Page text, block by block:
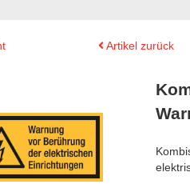
Artikel zurück